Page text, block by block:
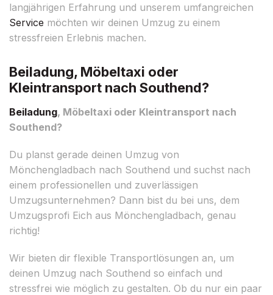
langjährigen Erfahrung und unserem umfangreichen
Service möchten wir deinen Umzug zu einem
stressfreien Erlebnis machen.
Beiladung, Möbeltaxi oder
Kleintransport nach Southend?
Beiladung, Möbeltaxi oder Kleintransport nach
Southend?
Du planst gerade deinen Umzug von
Mönchengladbach nach Southend und suchst nach
einem professionellen und zuverlässigen
Umzugsunternehmen? Dann bist du bei uns, dem
Umzugsprofi Eich aus Mönchengladbach, genau
richtig!
Wir bieten dir flexible Transportlösungen an, um
deinen Umzug nach Southend so einfach und
stressfrei wie möglich zu gestalten. Ob du nur ein paar